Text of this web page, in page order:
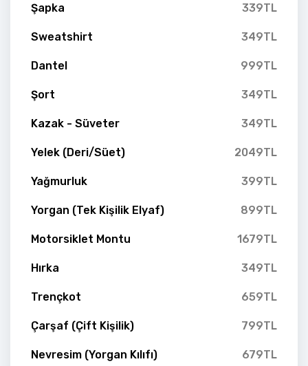
Şapka 339TL
Sweatshirt 349TL
Dantel 999TL
Şort 349TL
Kazak - Süveter 349TL
Yelek (Deri/Süet) 2049TL
Yağmurluk 399TL
Yorgan (Tek Kişilik Elyaf) 899TL
Motorsiklet Montu 1679TL
Hırka 349TL
Trençkot 659TL
Çarşaf (Çift Kişilik) 799TL
Nevresim (Yorgan Kılıfı) 679TL